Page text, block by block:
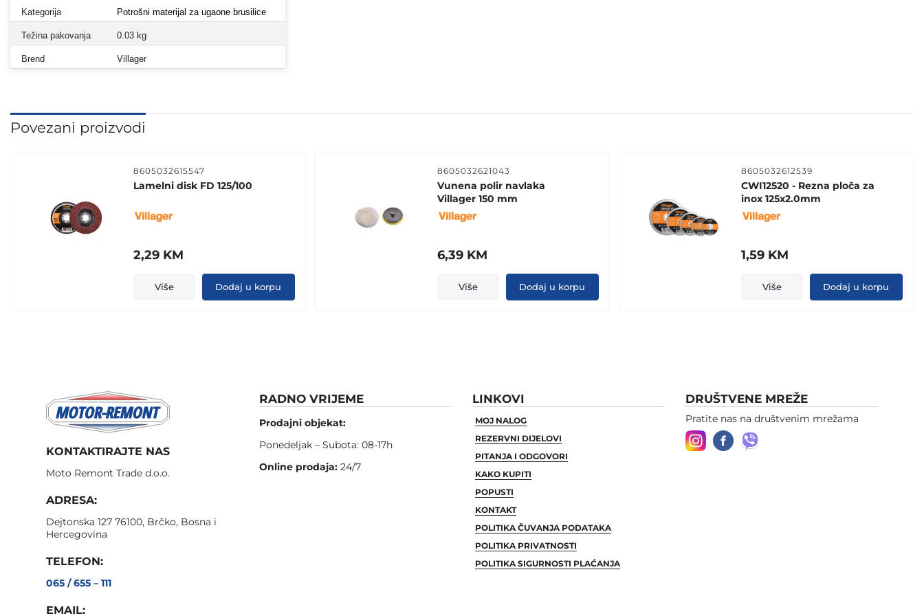
Kategorija Potrošni materijal za ugaone brusilice
Težina pakovanja 0.03 kg
Brend Villager
Povezani proizvodi
8605032615547
Lamelni disk FD 125/100
2,29 KM
Više Dodaj u korpu
8605032621043
Vunena polir navlaka
Villager 150 mm
6,39 KM
Više Dodaj u korpu
8605032612539
CWI12520 - Rezna ploča za
inox 125x2.0mm
1,59 KM
Više Dodaj u korpu
KONTAKTIRAJTE NAS
Moto Remont Trade d.o.o.
ADRESA:
Dejtonska 127 76100, Brčko, Bosna i
Hercegovina
TELEFON:
065 / 655 – 111
EMAIL:
RADNO VRIJEME
Prodajni objekat:
Ponedeljak – Subota: 08-17h
Online prodaja: 24/7
LINKOVI
MOJ NALOG
REZERVNI DIJELOVI
PITANJA I ODGOVORI
KAKO KUPITI
POPUSTI
KONTAKT
POLITIKA ČUVANJA PODATAKA
POLITIKA PRIVATNOSTI
POLITIKA SIGURNOSTI PLAĆANJA
DRUŠTVENE MREŽE
Pratite nas na društvenim mrežama